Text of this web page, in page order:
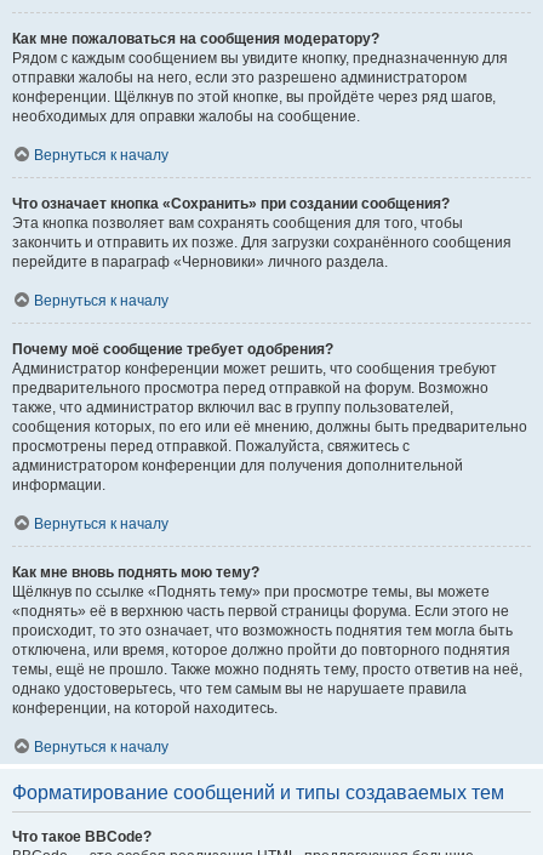
Как мне пожаловаться на сообщения модератору?
Рядом с каждым сообщением вы увидите кнопку, предназначенную для
отправки жалобы на него, если это разрешено администратором
конференции. Щёлкнув по этой кнопке, вы пройдёте через ряд шагов,
необходимых для оправки жалобы на сообщение.
Вернуться к началу
Что означает кнопка «Сохранить» при создании сообщения?
Эта кнопка позволяет вам сохранять сообщения для того, чтобы
закончить и отправить их позже. Для загрузки сохранённого сообщения
перейдите в параграф «Черновики» личного раздела.
Вернуться к началу
Почему моё сообщение требует одобрения?
Администратор конференции может решить, что сообщения требуют
предварительного просмотра перед отправкой на форум. Возможно
также, что администратор включил вас в группу пользователей,
сообщения которых, по его или её мнению, должны быть предварительно
просмотрены перед отправкой. Пожалуйста, свяжитесь с
администратором конференции для получения дополнительной
информации.
Вернуться к началу
Как мне вновь поднять мою тему?
Щёлкнув по ссылке «Поднять тему» при просмотре темы, вы можете
«поднять» её в верхнюю часть первой страницы форума. Если этого не
происходит, то это означает, что возможность поднятия тем могла быть
отключена, или время, которое должно пройти до повторного поднятия
темы, ещё не прошло. Также можно поднять тему, просто ответив на неё,
однако удостоверьтесь, что тем самым вы не нарушаете правила
конференции, на которой находитесь.
Вернуться к началу
Форматирование сообщений и типы создаваемых тем
Что такое BBCode?